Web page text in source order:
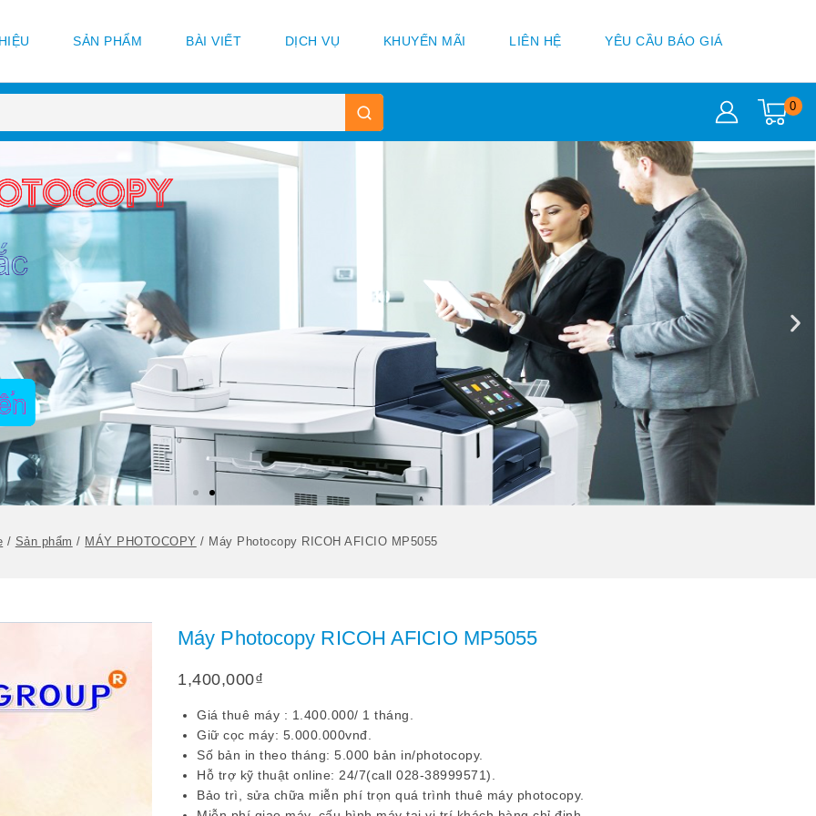
SẢN PHẨM BÀI VIẾT DỊCH VỤ KHUYẾN MÃI LIÊN HỆ YÊU CẦU BÁO GIÁ
0
/ Sản phẩm / MÁY PHOTOCOPY / Máy Photocopy RICOH AFICIO MP5055
Máy Photocopy RICOH AFICIO MP5055
1,400,000₫
Giá thuê máy : 1.400.000/ 1 tháng.
Giữ cọc máy: 5.000.000vnđ.
Số bản in theo tháng: 5.000 bản in/photocopy.
Hỗ trợ kỹ thuật online: 24/7(call 028-38999571).
Bảo trì, sửa chữa miễn phí trọn quá trình thuê máy photocopy.